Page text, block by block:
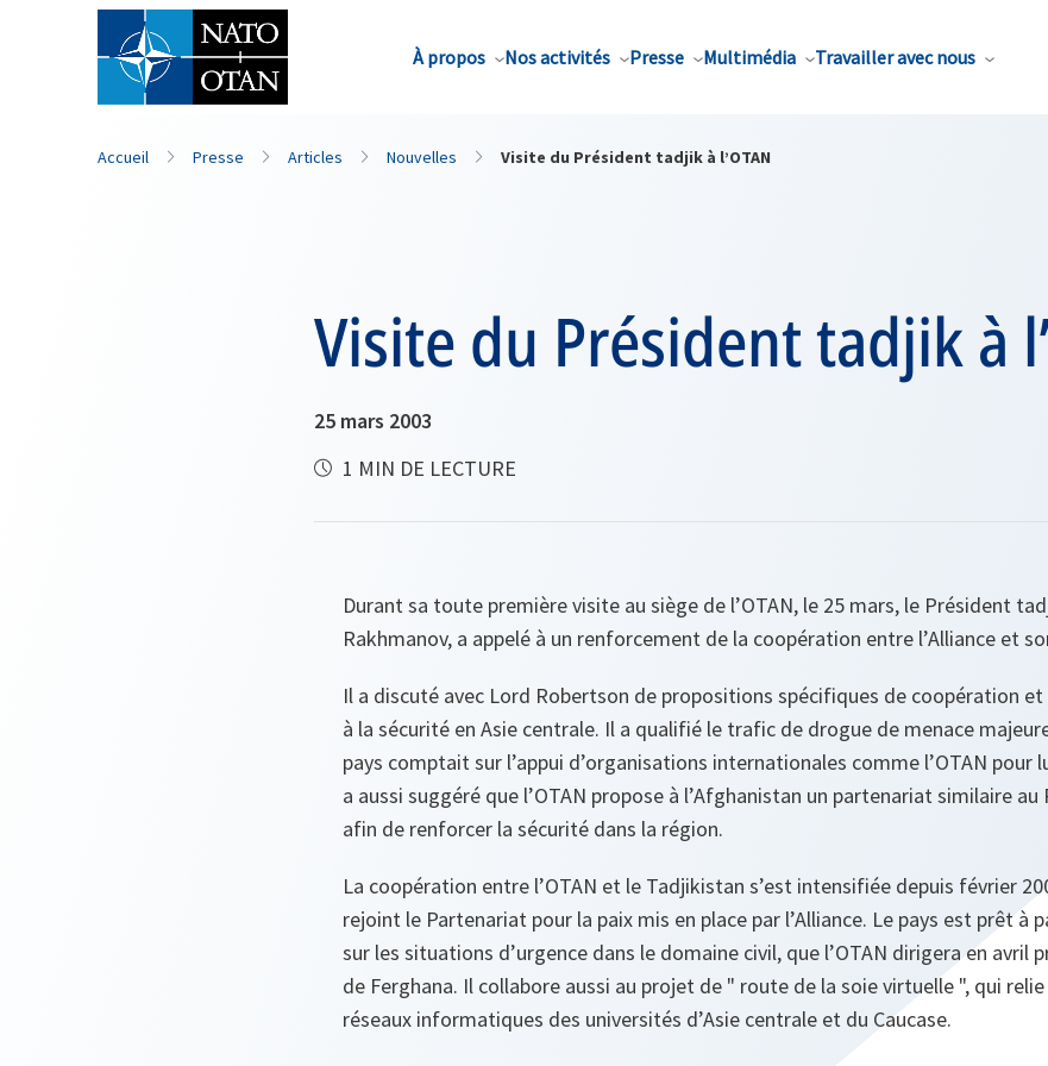
À propos Nos activités Presse Multimédia Travailler avec nous
Nom de famille*
Accueil Presse Articles Nouvelles Visite du Président tadjik à l’OTAN
Visite du Président tadjik à
25 mars 2003
1 MIN DE LECTURE
Durant sa toute première visite au siège de l’OTAN, le 25 mars, le Président
Rakhmanov, a appelé à un renforcement de la coopération entre l’Alliance et
Il a discuté avec Lord Robertson de propositions spécifiques de coopération
à la sécurité en Asie centrale. Il a qualifié le trafic de drogue de menace
pays comptait sur l’appui d’organisations internationales comme l’OTAN
a aussi suggéré que l’OTAN propose à l’Afghanistan un partenariat similaire
afin de renforcer la sécurité dans la région.
La coopération entre l’OTAN et le Tadjikistan s’est intensifiée depuis février
rejoint le Partenariat pour la paix mis en place par l’Alliance. Le pays est prêt à
sur les situations d’urgence dans le domaine civil, que l’OTAN dirigera en avril
de Ferghana. Il collabore aussi au projet de " route de la soie virtuelle ", qui
réseaux informatiques des universités d’Asie centrale et du Caucase.